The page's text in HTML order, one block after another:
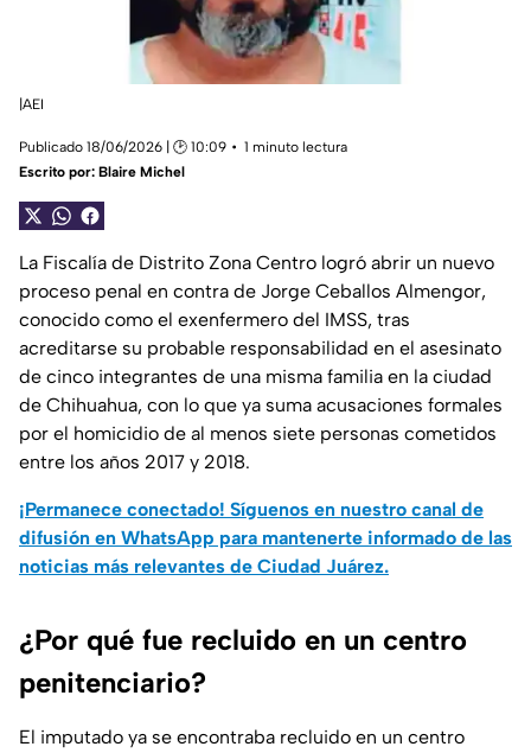
|AEI
Publicado 18/06/2026 | 🕑 10:09
1 minuto lectura
Escrito por: Blaire Michel
La Fiscalía de Distrito Zona Centro logró abrir un nuevo
proceso penal en contra de Jorge Ceballos Almengor,
conocido como el exenfermero del IMSS, tras
acreditarse su probable responsabilidad en el asesinato
de cinco integrantes de una misma familia en la ciudad
de Chihuahua, con lo que ya suma acusaciones formales
por el homicidio de al menos siete personas cometidos
entre los años 2017 y 2018.
¡Permanece conectado! Síguenos en nuestro canal de
difusión en WhatsApp para mantenerte informado de las
noticias más relevantes de Ciudad Juárez.
¿Por qué fue recluido en un centro
penitenciario?
El imputado ya se encontraba recluido en un centro